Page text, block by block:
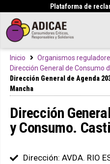
Plataforma de
Inicio
Organismos
Dirección General de Consumo
Dirección General de Agenda
Mancha
Dirección
y Consumo.
Dirección: AVDA. RIO